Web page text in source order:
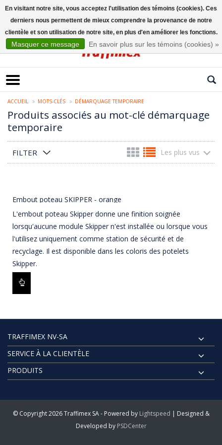
ACCUEIL MOTS-CLÉS DÉMARQUAGE TEMPORAIRE
Produits associés au mot-clé démarquage
temporaire
FILTER Les plus vus
Embout poteau SKIPPER - orange
L'embout poteau Skipper donne une finition soignée
lorsqu'aucune module Skipper n'est installée ou lorsque vous
l'utilisez uniquement comme station de sécurité et de
recyclage. Il est disponible dans les coloris des potelets
Skipper.
TRAFFIMEX NV-SA
SERVICE À LA CLIENTÈLE
PRODUITS
© Copyright 2026 Traffimex SA - Powered by Lightspeed | Designed &
Developed by PSDCenter
En visitant notre site, vous acceptez l'utilisation des témoins (cookies). Ces
derniers nous permettent de mieux comprendre la provenance de notre
clientèle et son utilisation de notre site, en plus d'en améliorer les fonctions.
Masquer ce message En savoir plus sur les témoins (cookies) »